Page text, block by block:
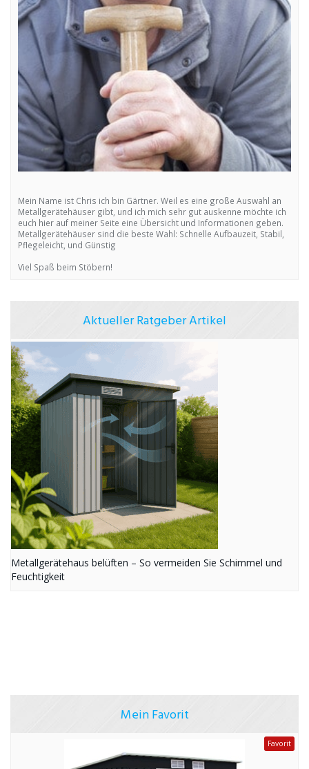
Mein Name ist Chris ich bin Gärtner. Weil es eine große Auswahl an
Metallgerätehäuser gibt, und ich mich sehr gut auskenne möchte ich
euch hier auf meiner Seite eine Übersicht und Informationen geben.
Metallgerätehäuser sind die beste Wahl: Schnelle Aufbauzeit, Stabil,
Pflegeleicht, und Günstig
Viel Spaß beim Stöbern!
Aktueller Ratgeber Artikel
Metallgerätehaus belüften – So vermeiden Sie Schimmel und
Feuchtigkeit
Mein Favorit
Favorit